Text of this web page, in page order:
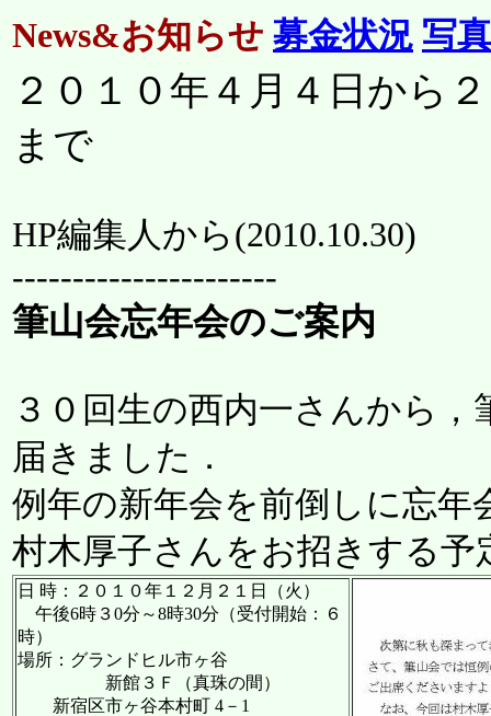
News&お知らせ 募金状況 写
２０１０年４月４日から
まで
HP編集人から(2010.10.30)
----------------------
筆山会忘年会のご案内
３０回生の西内一さんから
届きました．
例年の新年会を前倒しに忘年
村木厚子さんをお招きする予
日 時：２０１０年１２月２１日（火）
午後6時３0分～8時30分（受付開始：６
時）
場所：グランドヒル市ヶ谷
新館３Ｆ（真珠の間）
新宿区市ヶ谷本村町 4－1